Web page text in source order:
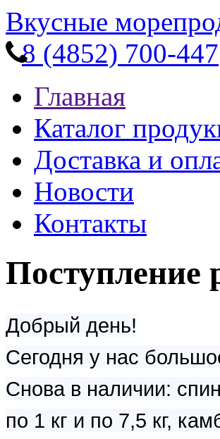
Вкусные
8 (4852) 700-447
Главная
Каталог
Доставка и
Новости
Контакты
Поступление
Добрый день!
Сегодня у нас
Снова в наличии:
по 1 кг и по 7,5 кг,